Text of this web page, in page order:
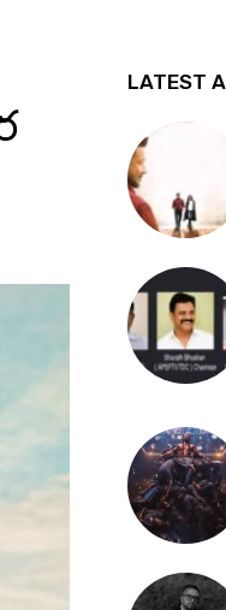
LATEST